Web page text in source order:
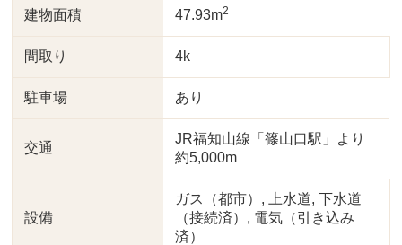
建物面積 47.93m2
間取り 4k
駐車場 あり
交通
JR福知山線「篠山口駅」より
約5,000m
設備
ガス（都市）, 上水道, 下水道
（接続済）, 電気（引き込み
済）